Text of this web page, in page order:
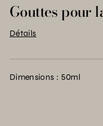
Gouttes pour
Détails
Dimensions : 50ml